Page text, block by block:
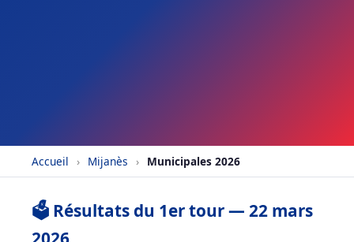
Accueil › Mijanès › Municipales 2026
🗳️ Résultats du 1er tour — 22 mars